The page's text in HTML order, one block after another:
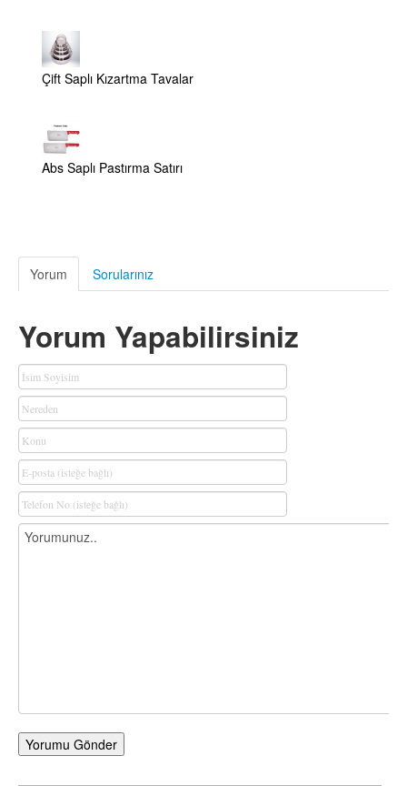
Çift Saplı Kızartma Tavalar
Abs Saplı Pastırma Satırı
Yorum Sorularınız
Yorum Yapabilirsiniz
Yorumu Gönder